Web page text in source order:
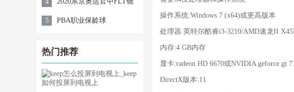
4
像版
5 PBA职业保龄球
热门推荐
操作系统:Windows 7 (x64)或更高版本
处理器:英特尔酷睿i3-3210/AMD速龙II
内存:4 GB内存
显卡:radeon HD 6670或NVIDIA geforce gt
DirectX版本:11